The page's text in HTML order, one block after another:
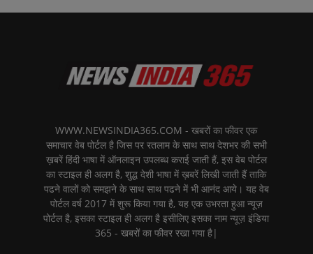
WWW.NEWSINDIA365.COM - खबरों का फीवर एक
समाचार वेब पोर्टल है जिस पर रतलाम के साथ साथ देशभर की सभी
ख़बरें हिंदी भाषा में ऑनलाइन उपलब्ध कराई जाती हैं, इस वेब पोर्टल
का स्टाइल ही अलग है, शुद्ध देशी भाषा में ख़बरें लिखी जाती हैं ताकि
पढने वालों को समझने के साथ साथ पढने में भी आनंद आये। यह वेब
पोर्टल वर्ष 2017 में शुरू किया गया है, यह एक उभरता हुआ न्यूज़
पोर्टल है, इसका स्टाइल ही अलग है इसीलिए इसका नाम न्यूज़ इंडिया
365 - खबरों का फीवर रखा गया है|